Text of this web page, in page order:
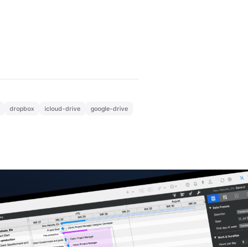
dropbox icloud-drive
google-drive